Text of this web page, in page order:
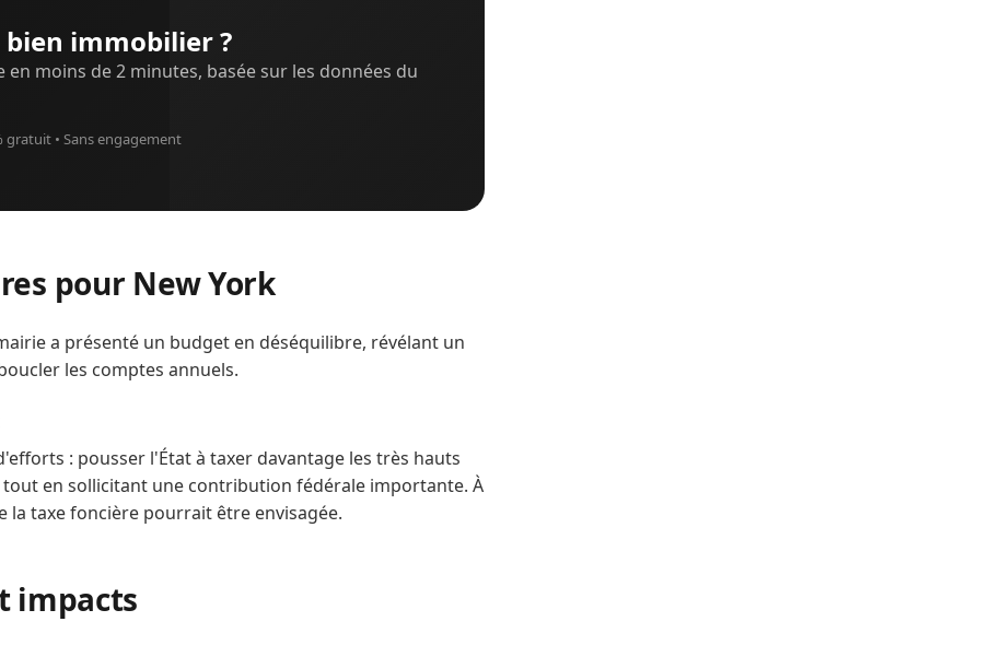
immobilier ?
moins de 2 minutes, basée sur les données du
gratuit • Sans engagement
pour New York
a présenté un budget en déséquilibre, révélant un
les comptes annuels.
: pousser l'État à taxer davantage les très hauts
en sollicitant une contribution fédérale importante. À
la taxe foncière pourrait être envisagée.
impacts